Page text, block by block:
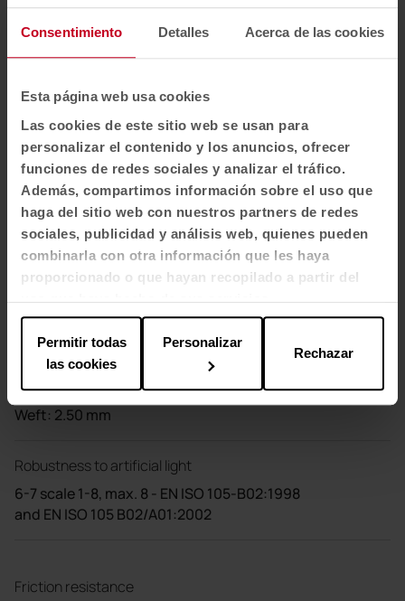
Consentimiento Detalles Acerca de las cookies
Esta página web usa cookies
Las cookies de este sitio web se usan para
personalizar el contenido y los anuncios, ofrecer
funciones de redes sociales y analizar el tráfico.
Además, compartimos información sobre el uso que
haga del sitio web con nuestros partners de redes
sociales, publicidad y análisis web, quienes pueden
combinarla con otra información que les haya
proporcionado o que hayan recopilado a partir del
uso que haya hecho de sus servicios.
Permitir todas
las cookies
Personalizar
Rechazar
Width
140 + 4 cm
Abrasion Resistance
50.000 rubs - EN ISO 12947-2 (Martindale)
Abrasion resistance (change in appearance: 3000 cycles)
3-4 EN ISO 12947/4:1998
and EN 14465:2003 (Annex A)
Piling
Slip resistance of seams (mm)
EN ISO 13 936-2:2004
Warp: 1.70 mm
Weft: 2.50 mm
Robustness to artificial light
6-7 scale 1-8, max. 8 - EN ISO 105-B02:1998
and EN ISO 105 B02/A01:2002
Friction resistance